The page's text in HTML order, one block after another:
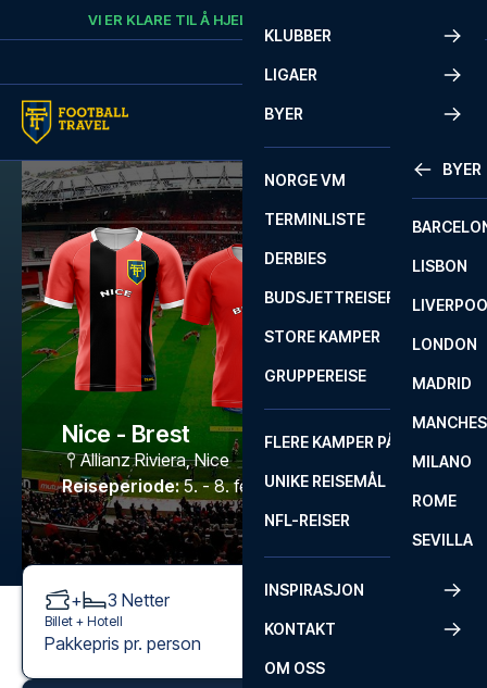
Skip to contentVI ER KLARE TIL Å HJELPE
KLUBBER
LIGAER
BYER
BYER
LISBON
LONDON
MADRID
MILANO
ROME
SEVILLA
NORGE VM
TERMINLISTE
DERBIES
BUDSJETTREISER
STORE KAMPER
GRUPPEREISE
FLERE KAMPER PÅ ÉN REISE
UNIKE REISEMÅL
NFL-REISER
INSPIRASJON
KONTAKT
OM OSS
Nice - Brest
Allianz Riviera,Nice
Reiseperiode: 5. - 8. feb. 2027
+ 3 Netter
Billet + Hotell
Pakkepris pr. person